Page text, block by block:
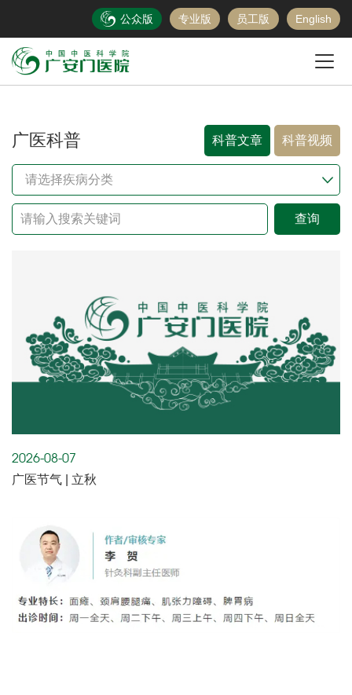
公众版 专业版 员工版 English
广医科普 科普文章 科普视频
请选择疾病分类
查询
2026-08-07
广医节气 | 立秋